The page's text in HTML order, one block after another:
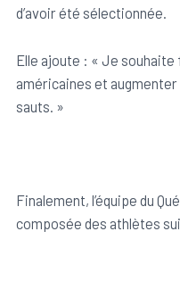
d’avoir été sélectionnée.
Elle ajoute : « Je
américaines et
sauts. »
Finalement, l’équipe du
composée des athlètes